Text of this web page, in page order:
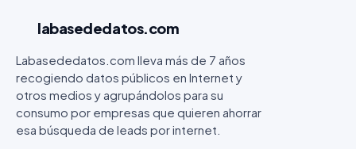
labasededatos.com
Labasededatos.com lleva más de 7 años
recogiendo datos públicos en Internet y
otros medios y agrupándolos para su
consumo por empresas que quieren ahorrar
esa búsqueda de leads por internet.